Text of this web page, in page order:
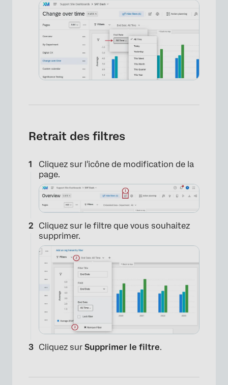
×
×
Retrait des filtres
Cliquez sur l'icône de modification de la
page.
Cliquez sur le filtre que vous souhaitez
supprimer.
Cliquez sur Supprimer le filtre.